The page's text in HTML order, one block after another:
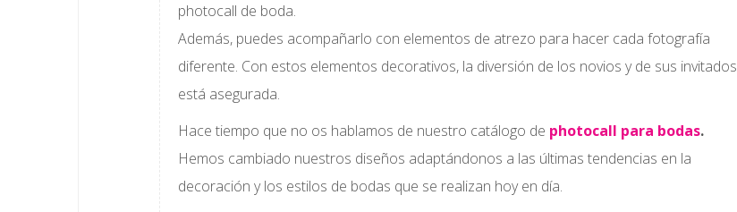
photocall de boda.
Además, puedes acompañarlo con elementos de atrezo para hacer cada fotografía
diferente. Con estos elementos decorativos, la diversión de los novios y de sus invitados
está asegurada.
Hace tiempo que no os hablamos de nuestro catálogo de photocall para bodas.
Hemos cambiado nuestros diseños adaptándonos a las últimas tendencias en la
decoración y los estilos de bodas que se realizan hoy en día.